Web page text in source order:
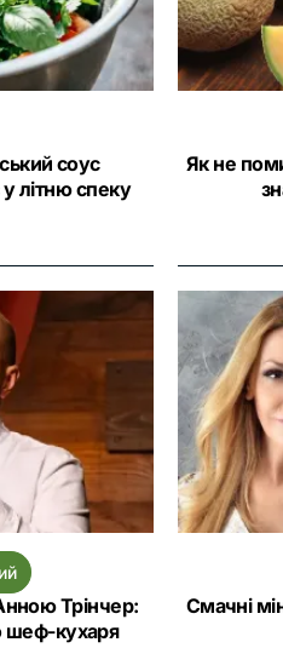
соус
літню спеку
Як не
Трінчер:
шеф-кухаря
Смачні